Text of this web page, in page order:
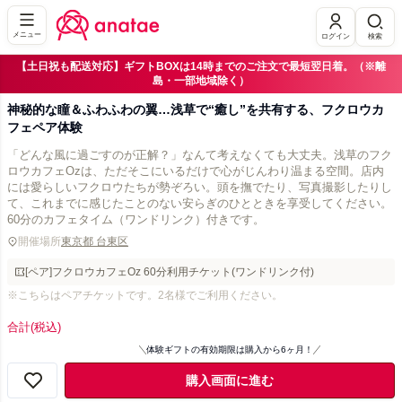
メニュー ログイン 検索
【土日祝も配送対応】ギフトBOXは14時までのご注文で最短翌日着。（※離
島・一部地域除く）
神秘的な瞳＆ふわふわの翼…浅草で“癒し”を共有する、フクロウカ
フェペア体験
「どんな風に過ごすのが正解？」なんて考えなくても大丈夫。浅草のフク
ロウカフェOzは、ただそこにいるだけで心がじんわり温まる空間。店内
には愛らしいフクロウたちが勢ぞろい。頭を撫でたり、写真撮影したりし
て、これまでに感じたことのない安らぎのひとときを享受してください。
60分のカフェタイム（ワンドリンク）付きです。
開催場所東京都 台東区
[ペア]フクロウカフェOz 60分利用チケット(ワンドリンク付)
※こちらはペアチケットです。2名様でご利用ください。
合計(税込)
体験ギフトの有効期限は購入から6ヶ月！
購入画面に進む